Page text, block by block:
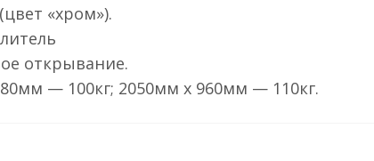
«хром»).
открывание.
— 100кг; 2050мм х 960мм — 110кг.